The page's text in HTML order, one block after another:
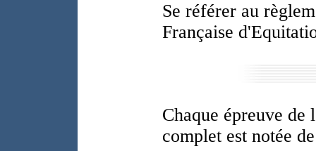
Se référer au
Française
Chaque épreuve de
complet est notée